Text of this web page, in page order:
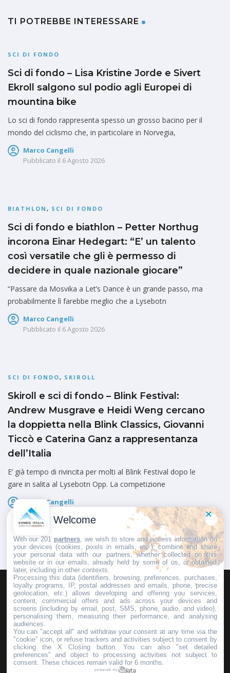
TI POTREBBE INTERESSARE
SCI DI FONDO
Sci di fondo – Lisa Kristine Jorde e Sivert
Ekroll salgono sul podio agli Europei di
mountina bike
Lo sci di fondo rappresenta spesso un grosso bacino per il
mondo del ciclismo che, in particolare in Norvegia,
Marco Cangelli
Pubblicato il 6 Agosto 2026
BIATHLON , SCI DI FONDO
Sci di fondo e biathlon – Petter Northug
incorona Einar Hedegart: “E’ un talento
così versatile che gli è permesso di
decidere in quale nazionale giocare”
“Passare da Mosvika a Let’s Dance è un grande passo, ma
probabilmente lì farebbe meglio che a Lysebotn
Marco Cangelli
Pubblicato il 6 Agosto 2026
SCI DI FONDO, SKIROLL
Skiroll e sci di fondo – Blink Festival:
Andrew Musgrave e Heidi Weng cercano
la doppietta nella Blink Classics, Giovanni
Ticcò e Caterina Ganz a rappresentanza
dell’Italia
E’ già tempo di rivincita per molti al Blink Festival dopo le
gare in salita al Lysebotn Opp. La competizione
Marco Cangelli
Pubblicato il
HOMEPAGEREDAZIONEINVIA UN COMUNICATO STAMPA
PUBBLICITÀSCRIVI AL DIRETTORE
Copyright © 2016 - 2025 ASD Fondo Italia - Partita Iva: IT 03855110049
Welcome
With our 201 partners , we wish to store and access information on
your devices (cookies, pixels in emails, etc.), combine and share
your personal data with our partners, whether collected on this
website or in our emails, already held by some of us, or obtained
later, including in other contexts.
Processing this data (identifiers, browsing, preferences, purchases,
loyalty programs, IP, postal addresses and emails, phone, precise
geolocation, etc.) allows developing and offering you services,
content, commercial offers and ads across your devices and
screens (including by email, post, SMS, phone, audio, and video),
personalising them, measuring their performance, and analysing
audiences.
You can "accept all" and withdraw your consent at any time via the
"cookie" icon, or refuse trackers and activities subject to consent by
clicking the X Closing button. You can also "set detailed
preferences" and object to processing activities not subject to
consent. These choices remain valid for 6 months.
powered by